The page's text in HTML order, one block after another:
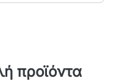
προϊόντα